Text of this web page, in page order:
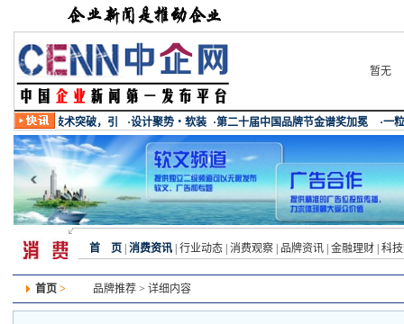
暂无
首 页 消费资讯 行业动态 消费观察 品牌资讯 金融理财 科
首页 > 品牌推荐 > 详细内容